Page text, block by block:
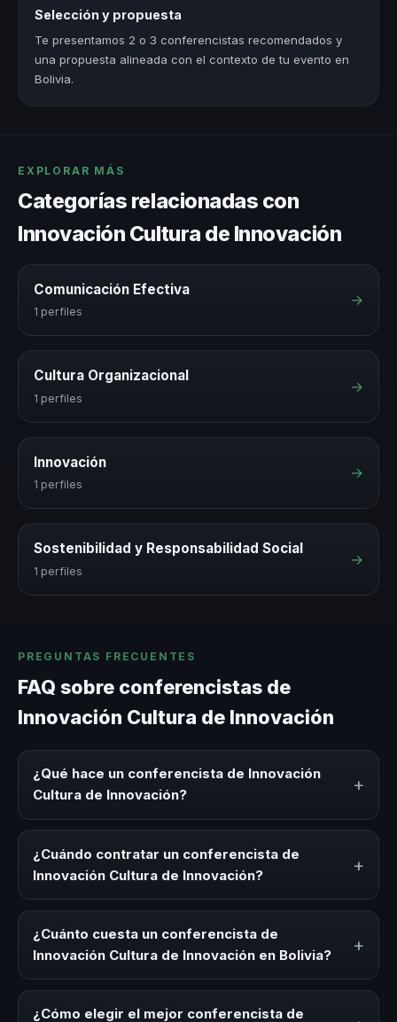
Selección y propuesta
Te presentamos 2 o 3 conferencistas recomendados y
una propuesta alineada con el contexto de tu evento en
Bolivia.
EXPLORAR MÁS
Categorías relacionadas con
Innovación Cultura de Innovación
Comunicación Efectiva
1 perfiles
→
Cultura Organizacional
1 perfiles
→
Innovación
1 perfiles
→
Sostenibilidad y Responsabilidad Social
1 perfiles
→
PREGUNTAS FRECUENTES
FAQ sobre conferencistas de
Innovación Cultura de Innovación
¿Qué hace un conferencista de Innovación
Cultura de Innovación?
+
un experto que comparte conocimiento, estrategias y
experiencias sobre este tema en eventos corporativos,
convenciones y seminarios. Su objetivo es generar
reflexión, inspiración y herramientas aplicables para la
¿Cuándo contratar un conferencista de
Innovación Cultura de Innovación?
+
de Innovación para kick-offs, convenciones anuales,
programas de desarrollo, eventos de integración o
¿Cuánto cuesta un conferencista de
Innovación Cultura de Innovación en Bolivia?
+
modalidad (presencial o virtual) y la duración del evento.
¿Cómo elegir el mejor conferencista de